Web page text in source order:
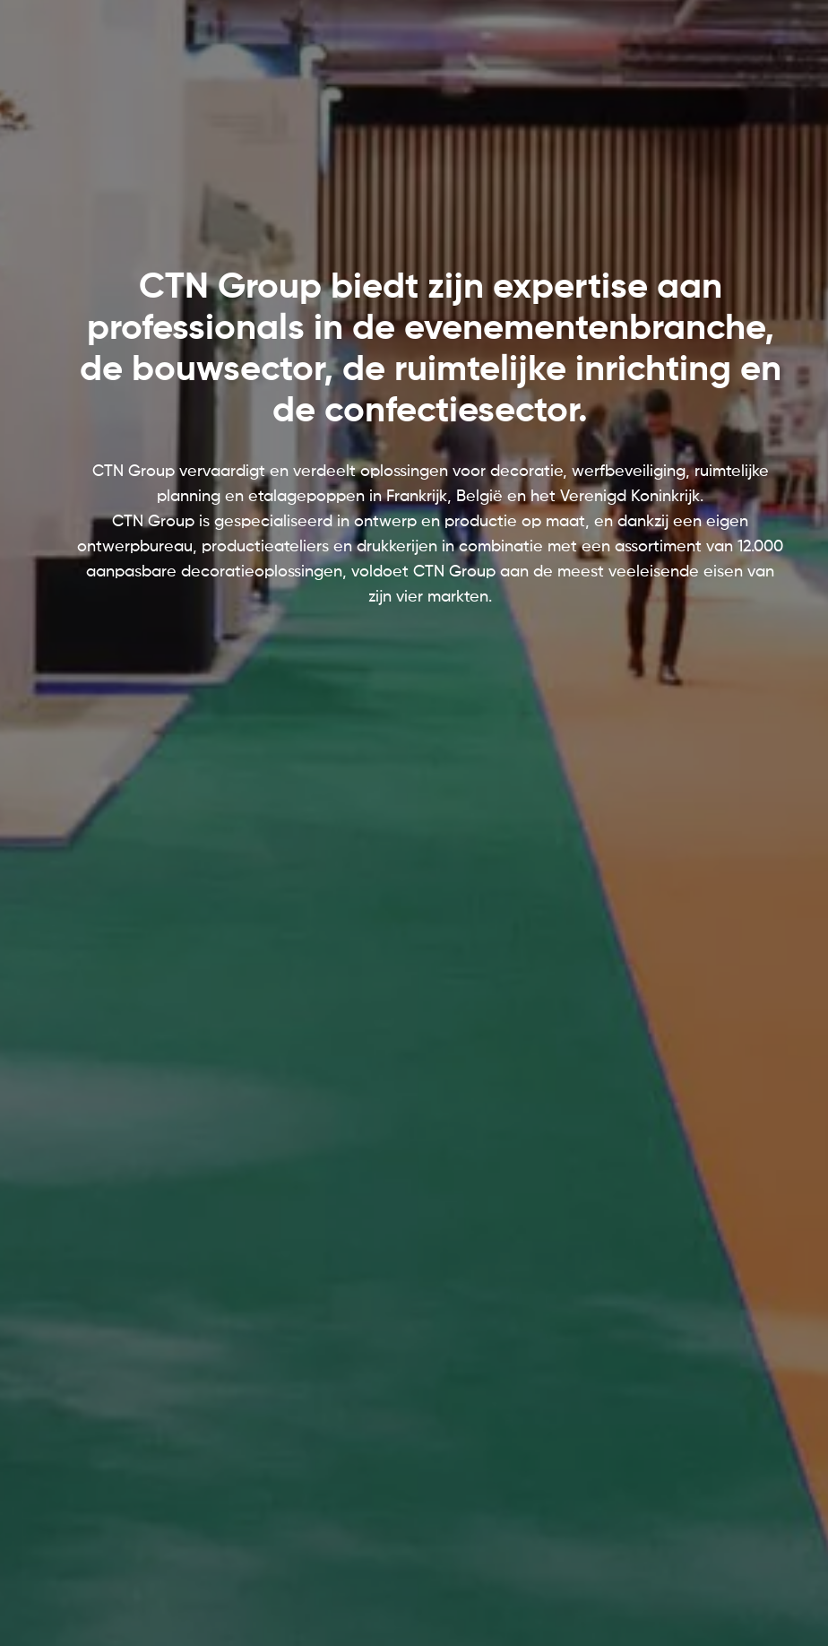
CTN France
CTN Benelux
CTN UK
Bâches de France
Like Mirror
Hans Boodt Mannequins
Lightdrop
hello@ctngroupe.fr
CTN Group biedt zijn expertise aan
professionals in de evenementenbranche,
de bouwsector, de ruimtelijke inrichting en
de confectiesector.
CTN Group vervaardigt en verdeelt oplossingen voor decoratie, werfbeveiliging, ruimtelijke
planning en etalagepoppen in Frankrijk, België en het Verenigd Koninkrijk.
CTN Group is gespecialiseerd in ontwerp en productie op maat, en dankzij een eigen
ontwerpbureau, productieateliers en drukkerijen in combinatie met een assortiment van 12.000
aanpasbare decoratieoplossingen, voldoet CTN Group aan de meest veeleisende eisen van
zijn vier markten.